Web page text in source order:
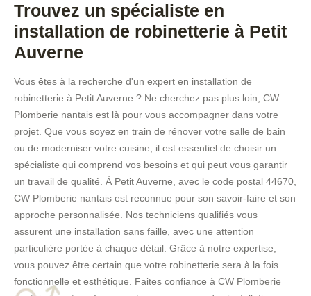
Trouvez un spécialiste en
installation de robinetterie à Petit
Auverne
Vous êtes à la recherche d'un expert en installation de
robinetterie à Petit Auverne ? Ne cherchez pas plus loin, CW
Plomberie nantais est là pour vous accompagner dans votre
projet. Que vous soyez en train de rénover votre salle de bain
ou de moderniser votre cuisine, il est essentiel de choisir un
spécialiste qui comprend vos besoins et qui peut vous garantir
un travail de qualité. À Petit Auverne, avec le code postal 44670,
CW Plomberie nantais est reconnue pour son savoir-faire et son
approche personnalisée. Nos techniciens qualifiés vous
assurent une installation sans faille, avec une attention
particulière portée à chaque détail. Grâce à notre expertise,
vous pouvez être certain que votre robinetterie sera à la fois
fonctionnelle et esthétique. Faites confiance à CW Plomberie